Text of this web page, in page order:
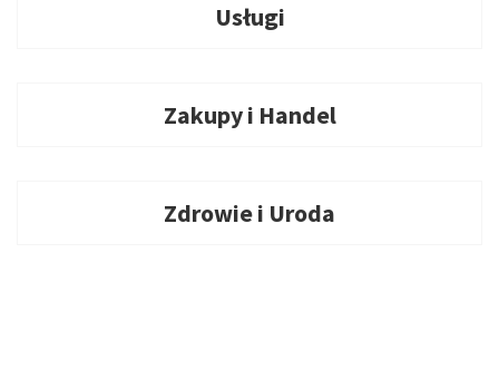
Usługi
Zakupy i Handel
Zdrowie i Uroda